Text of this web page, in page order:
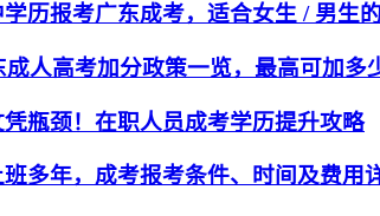
历报考广东成考，适合女生 / 男生
成人高考加分政策一览，最高可加多
瓶颈！在职人员成考学历提升攻略
多年，成考报考条件、时间及费用